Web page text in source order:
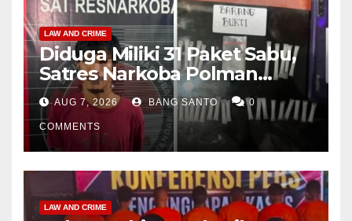
LAW AND CRIME
Diduga Miliki 31 Paket Sabu,
Satres Narkoba Polman
Amankan Pria di Matali
AUG 7, 2026 BANG SANTO 0
COMMENTS
LAW AND CRIME